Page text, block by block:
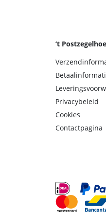
‘t
Privacybeleid
Cookies
Contactpagina